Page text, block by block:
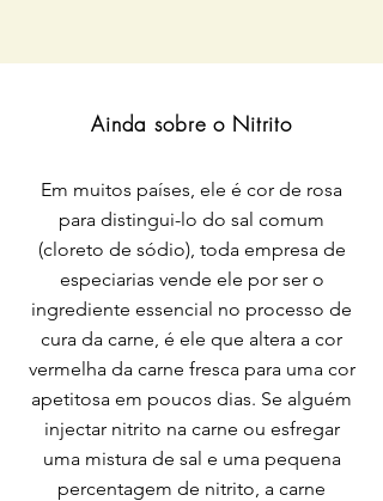
Ainda sobre o Nitrito
Em muitos países, ele é cor de rosa
para distingui-lo do sal comum
(cloreto de sódio), toda empresa de
especiarias vende ele por ser o
ingrediente essencial no processo de
cura da carne, é ele que altera a cor
vermelha da carne fresca para uma cor
apetitosa em poucos dias. Se alguém
injectar nitrito na carne ou esfregar
uma mistura de sal e uma pequena
percentagem de nitrito, a carne